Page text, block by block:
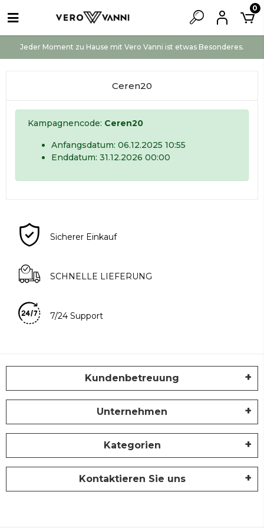
Jeder Moment zu Hause mit Vero Vanni ist etwas Besonderes.
0
Ceren20
Kampagnencode: Ceren20
Anfangsdatum: 06.12.2025 10:55
Enddatum: 31.12.2026 00:00
Sicherer Einkauf
SCHNELLE LIEFERUNG
7/24 Support
Kundenbetreuung
Unternehmen
Kategorien
Kontaktieren Sie uns